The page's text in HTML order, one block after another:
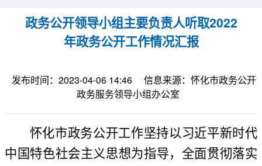
政务公开领导小组主要负责人听取2022
年政务公开工作情况汇报
发布时间：2023-04-06 14:46
信息来源：怀化市政务公开
政务服务领导小组办公室
怀化市政务公开工作坚持以习近平新时代
中国特色社会主义思想为指导， 全面贯彻落实